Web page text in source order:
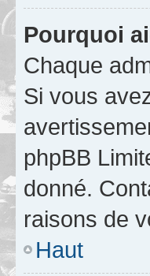
Pourquoi
Chaque
Si vous
phpBB
donné.
raisons de
Haut